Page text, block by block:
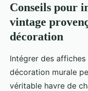
Conseils pour
vintage
décoration
Intégrer des
décoration murale
véritable havre de